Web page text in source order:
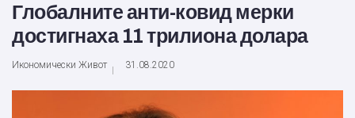
Глобалните анти-ковид мерки
достигнаха 11 трилиона долара
Икономически Живот 31.08.2020